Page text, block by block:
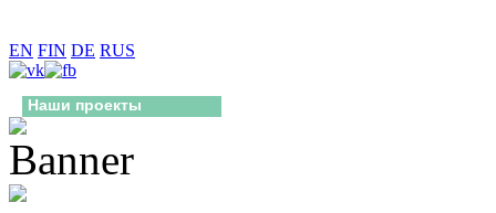
EN FIN DE RUS
Наши проекты